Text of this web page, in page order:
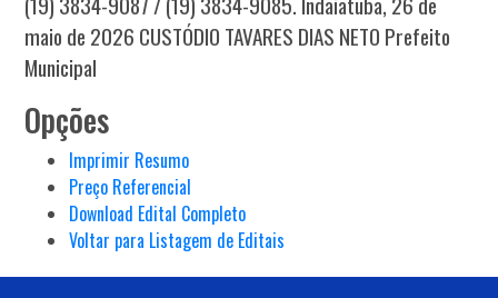
maio de 2026 CUSTÓDIO TAVARES DIAS NETO Prefeito
Municipal
Opções
Imprimir Resumo
Preço Referencial
Download Edital Completo
Voltar para Listagem de Editais